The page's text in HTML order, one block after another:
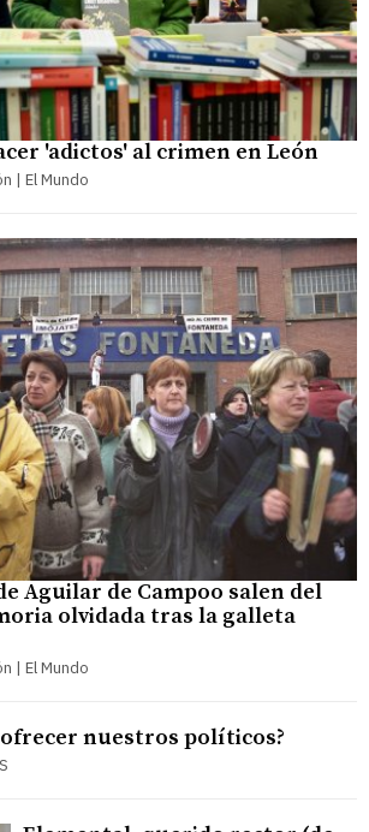
'adictos' al crimen en León
| El Mundo
Aguilar de Campoo salen del
olvidada tras la galleta
| El Mundo
ofrecer nuestros políticos?